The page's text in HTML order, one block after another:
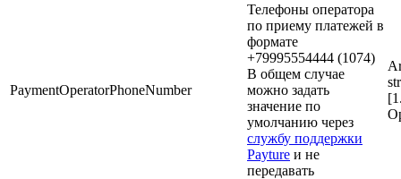
PaymentOperatorPhoneNumber
Телефоны оператора
по приему платежей в
формате
+79995554444 (1074)
В общем случае
можно задать
значение по
умолчанию через
службу поддержки
Payture и не
передавать